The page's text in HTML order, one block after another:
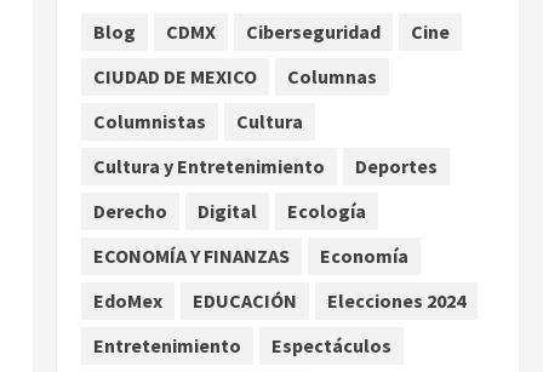
agosto 7, 2026
2
SMN pronostica lluvias
intensas, granizo y calor
agosto
agosto 7, 2026
Internacional
Christopher Landau
Foreign Policy sobre visita a
agosto 7, 2026
Blog CDMX Ciberseguridad
Cine
CIUDAD DE MEXICO
Columnas
Columnistas
Cultura
Cultura y Entretenimiento
Deportes
Derecho
Digital
Ecología
ECONOMÍA Y FINANZAS
Economía
EdoMex
EDUCACIÓN
Elecciones 2024
Entretenimiento
Espectáculos